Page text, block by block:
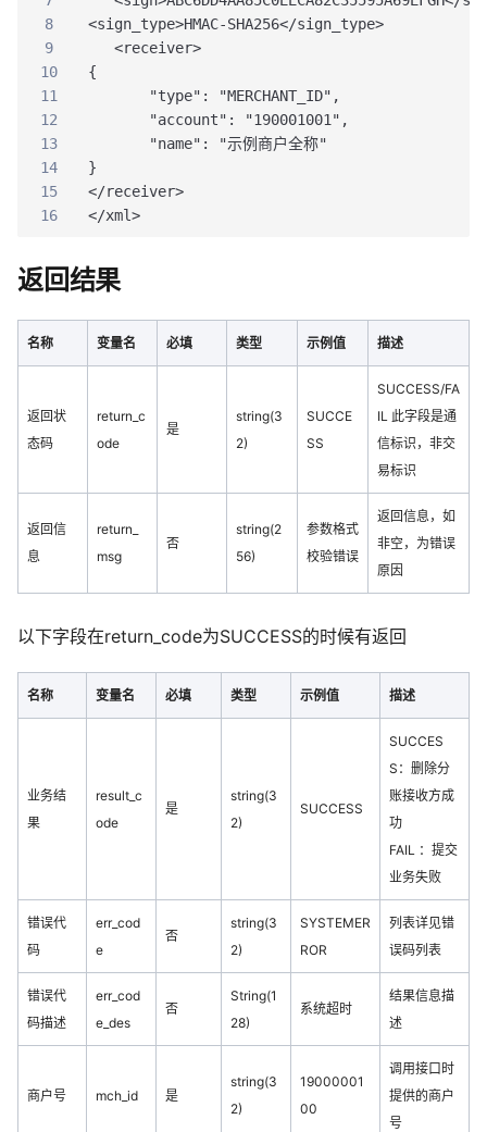
8
<sign_type>HMAC-SHA256</sign_type>
9
<receiver>
10
{
11
"type": "MERCHANT_ID",
12
"account": "190001001",
13
"name": "示例商户全称"
14
}
15
</receiver>
16
</xml>
返回结果
名称 变量名 必填 类型 示例值 描述
返回状
态码
return_c
ode
是
string(3
2)
SUCCE
SS
SUCCESS/FA
IL 此字段是通
信标识，非交
易标识
返回信
息
return_
msg
否
string(2
56)
参数格式
校验错误
返回信息，如
非空，为错误
原因
以下字段在return_code为SUCCESS的时候有返回
名称 变量名 必填 类型 示例值 描述
业务结
果
result_c
ode
是
string(3
2)
SUCCESS
SUCCES
S：删除分
账接收方成
功
FAIL ：提交
业务失败
错误代
码
err_cod
e
否
string(3
2)
SYSTEMER
ROR
列表详见错
误码列表
错误代
码描述
err_cod
e_des
否
String(1
28)
系统超时
结果信息描
述
商户号 mch_id 是
string(3
2)
19000001
00
调用接口时
提供的商户
号